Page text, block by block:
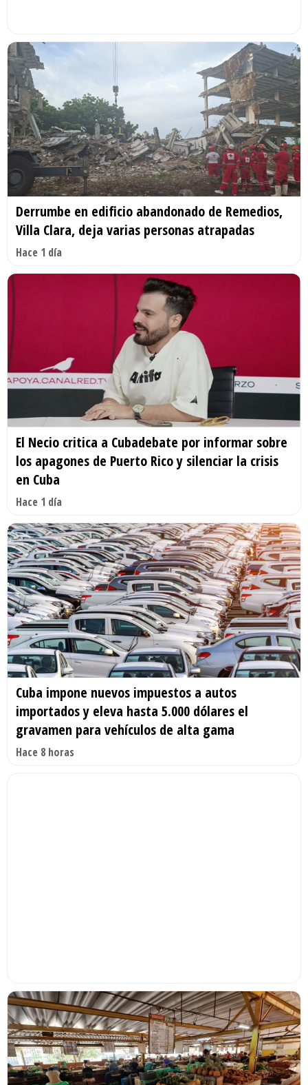
Derrumbe en edificio abandonado de Remedios,
Villa Clara, deja varias personas atrapadas
Hace 1 día
El Necio critica a Cubadebate por informar sobre
los apagones de Puerto Rico y silenciar la crisis
en Cuba
Hace 1 día
Cuba impone nuevos impuestos a autos
importados y eleva hasta 5.000 dólares el
gravamen para vehículos de alta gama
Hace 8 horas